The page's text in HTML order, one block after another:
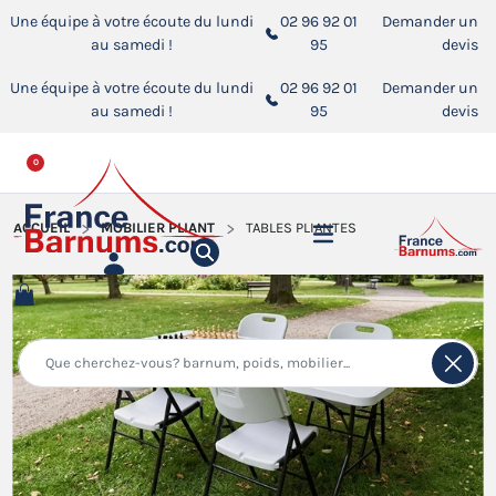
Une équipe à votre écoute du lundi
au samedi !
02 96 92 01
95
Demander un
devis
Une équipe à votre écoute du lundi
au samedi !
02 96 92 01
95
Demander un
devis
0
ACCUEIL MOBILIER PLIANT TABLES PLIANTES